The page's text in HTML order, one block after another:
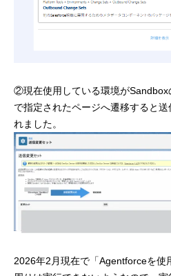
②現在使用している環境がSandbox
で指定されたページへ遷移すると
れました。
2026年2月現在で「Agentforceを使